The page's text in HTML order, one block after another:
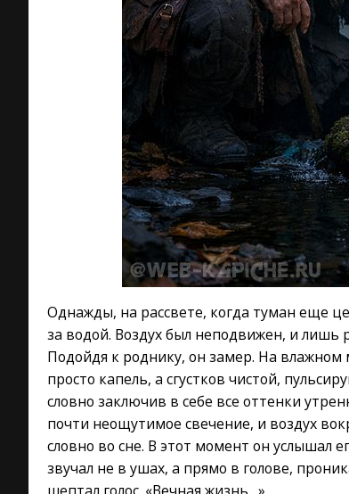
Однажды, на рассвете, когда туман еще
за водой. Воздух был неподвижен, и лишь
Подойдя к роднику, он замер. На влажном
просто капель, а сгустков чистой,
словно заключив в себе все оттенки
почти неощутимое свечение, и воздух
словно во сне. В этот момент он услышал
звучал не в ушах, а прямо в голове,